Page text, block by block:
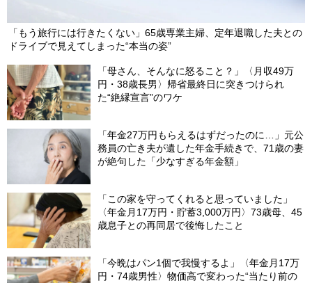
「もう旅行には行きたくない」65歳専業主婦、定年退職した夫との
ドライブで見えてしまった“本当の姿”
「母さん、そんなに怒ること？」〈月収49万
円・38歳長男〉帰省最終日に突きつけられ
た“絶縁宣言”のワケ
「年金27万円もらえるはずだったのに…」元公
務員の亡き夫が遺した年金手続きで、71歳の妻
が絶句した「少なすぎる年金額」
「この家を守ってくれると思っていました」
〈年金月17万円・貯蓄3,000万円〉73歳母、45
歳息子との再同居で後悔したこと
「今晩はパン1個で我慢するよ」〈年金月17万
円・74歳男性〉物価高で変わった“当たり前の